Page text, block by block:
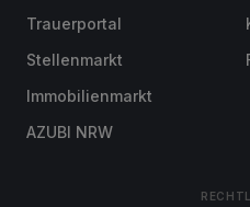
Trauerportal
Stellenmarkt
Immobilienmarkt
AZUBI NRW